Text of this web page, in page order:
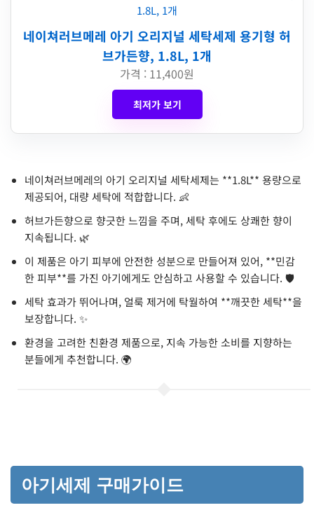
네이쳐러브메레 아기 오리지널 세탁세제 용기형 허
브가든향, 1.8L, 1개
가격 : 11,400원
최저가 보기
네이쳐러브메레의 아기 오리지널 세탁세제는 **1.8L** 용량으로
제공되어, 대량 세탁에 적합합니다. 👶
허브가든향으로 향긋한 느낌을 주며, 세탁 후에도 상쾌한 향이
지속됩니다. 🌿
이 제품은 아기 피부에 안전한 성분으로 만들어져 있어, **민감
한 피부**를 가진 아기에게도 안심하고 사용할 수 있습니다. 🛡️
세탁 효과가 뛰어나며, 얼룩 제거에 탁월하여 **깨끗한 세탁**을
보장합니다. ✨
환경을 고려한 친환경 제품으로, 지속 가능한 소비를 지향하는
분들에게 추천합니다. 🌍
아기세제 구매가이드